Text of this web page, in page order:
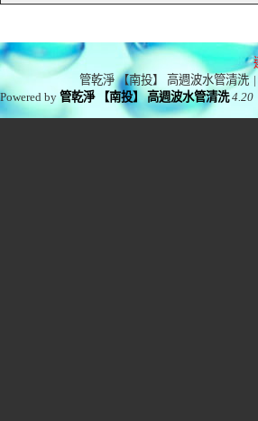
管乾淨 【南投】 高週波水管清洗 |
Powered by管乾淨 【南投】 高週波水管清洗 4.20